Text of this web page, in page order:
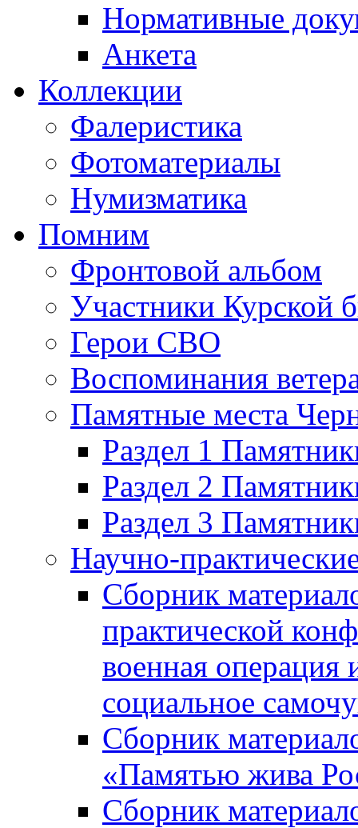
Нормативные
Анкета
Коллекции
Фалеристика
Фотоматериалы
Нумизматика
Помним
Фронтовой альбом
Участники Курской
Герои СВО
Воспоминания
Памятные места
Раздел 1
Раздел 2
Раздел 3
Научно-
Сборник
практической
военная операция
социальное
Сборник
«Памятью жива
Сборник